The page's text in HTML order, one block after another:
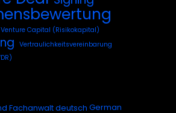
Venture Capital (Risikokapital)
Vertraulichkeitsvereinbarung
German